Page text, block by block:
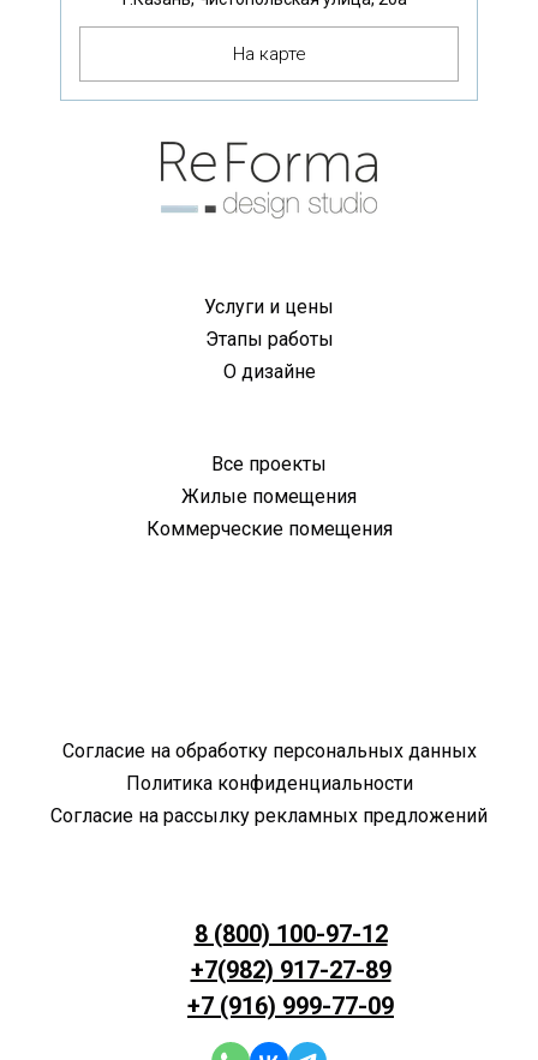
На карте
Услуги и цены
Этапы работы
О дизайне
Все проекты
Жилые помещения
Коммерческие помещения
Согласие на обработку персональных данных
Политика конфиденциальности
Согласие на рассылку рекламных предложений
8 (800) 100-97-12
+7(982) 917-27-89
+7 (916) 999-77-09